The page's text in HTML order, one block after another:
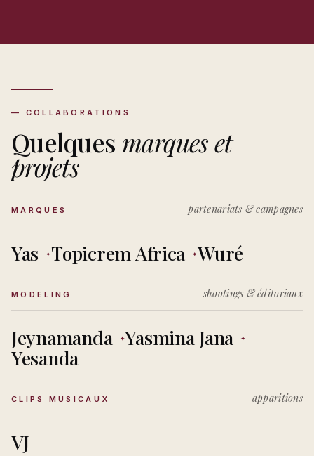
— COLLABORATIONS
Quelques marques et
projets
MARQUES partenariats & campagnes
Yas Topicrem Africa Wuré
MODELING shootings & éditoriaux
Jeynamanda Yasmina Jana
Yesanda
CLIPS MUSICAUX apparitions
VJ